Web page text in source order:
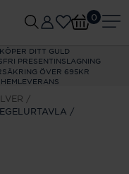
DITT GULD
PRESENTINSLAGNING
ÖVER 695KR
HEMLEVERANS
0